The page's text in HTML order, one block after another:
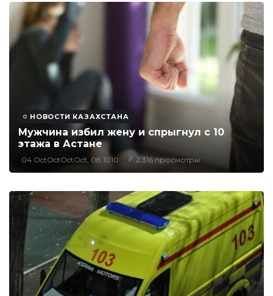
НОВОСТИ КАЗАХСТАНА
Мужчина избил жену и спрыгнул с 10
этажа в Астане
04 OctOctOctOct, 08:1010 2,316 просмотры